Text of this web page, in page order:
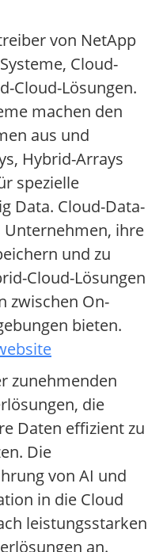
von NetApp
Cloud-
Cloud-Lösungen.
machen den
aus und
Hybrid-Arrays
spezielle
Data. Cloud-Data-
Unternehmen, ihre
und zu
Cloud-Lösungen
zwischen On-
bieten.
zunehmenden
die
Daten effizient zu
Die
von AI und
in die Cloud
leistungsstarken
an.